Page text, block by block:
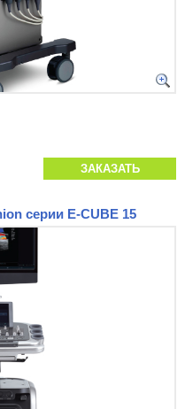
ЗАКАЗАТЬ
серии E-CUBE 15